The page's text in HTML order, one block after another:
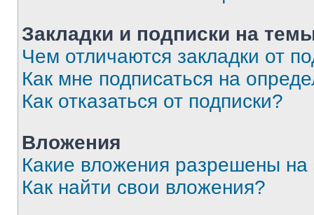
Закладки и подписки на
Чем отличаются закладки от
Как мне подписаться на
Как отказаться от подписки?
Вложения
Какие вложения разрешены
Как найти свои вложения?